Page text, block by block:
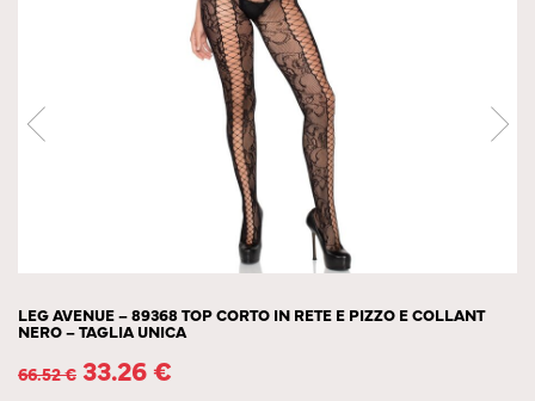
LEG AVENUE – 89368 TOP CORTO IN RETE E PIZZO E COLLANT
NERO – TAGLIA UNICA
66.52€ 33.26€